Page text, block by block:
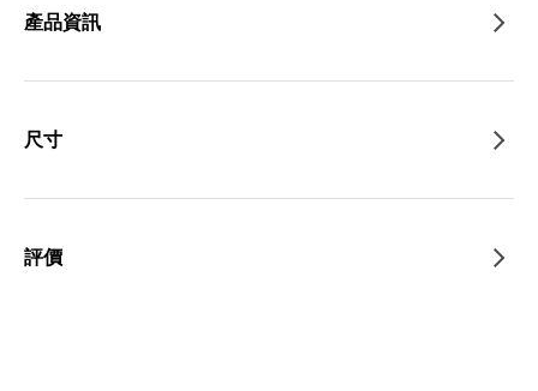
產品資訊
尺寸
評價